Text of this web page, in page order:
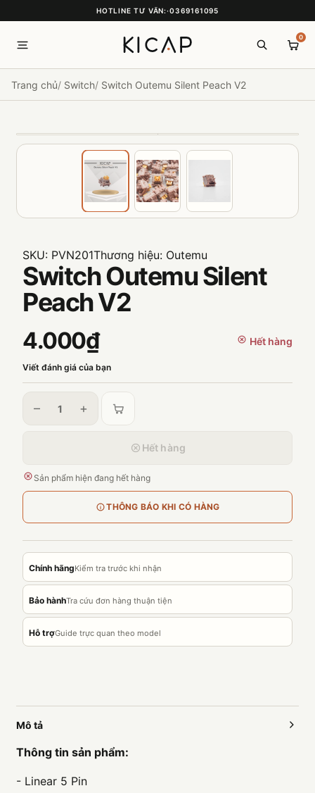
HOTLINE TƯ VẤN:·0369161095
0
Trang chủ Switch Switch Outemu Silent Peach V2
Switch Outemu Silent
Peach V2
SKU: PVN201Thương hiệu: Outemu
4.000₫ Hết hàng
Viết đánh giá của bạn
– +
Hết hàng
Sản phẩm hiện đang hết hàng
THÔNG BÁO KHI CÓ HÀNG
Chính hãngKiểm tra trước khi nhận
Bảo hànhTra cứu đơn hàng thuận tiện
Hỗ trợGuide trực quan theo model
Mô tả
Thông tin sản phẩm:
- Linear 5 Pin